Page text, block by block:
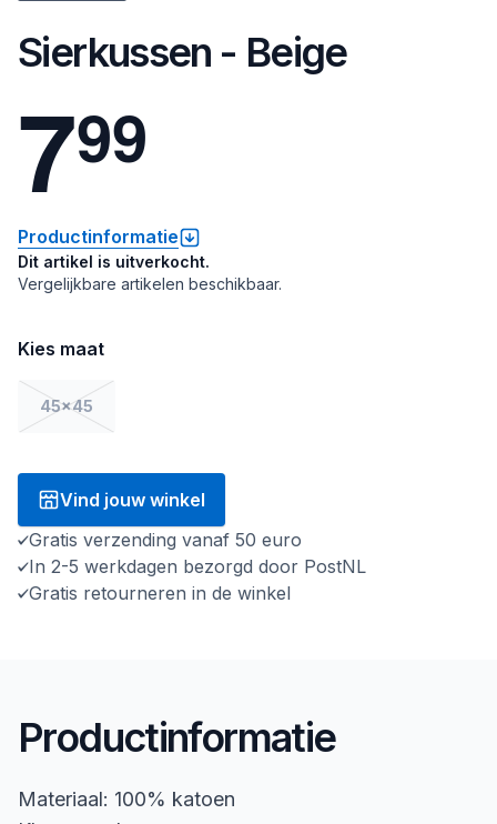
Sierkussen - Beige
799
Productinformatie
Dit artikel is uitverkocht.
Vergelijkbare artikelen beschikbaar.
Kies maat
45x45
Vind jouw winkel
Gratis verzending vanaf 50 euro
In 2-5 werkdagen bezorgd door PostNL
Gratis retourneren in de winkel
Productinformatie
Materiaal: 100% katoen